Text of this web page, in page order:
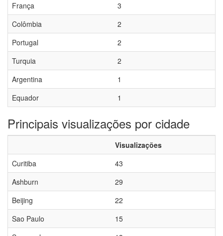
França
3
Colômbia
2
Portugal
2
Turquia
2
Argentina
1
Equador
1
Principais visualizações por cidade
Visualizações
Curitiba
43
Ashburn
29
Beijing
22
Sao Paulo
15